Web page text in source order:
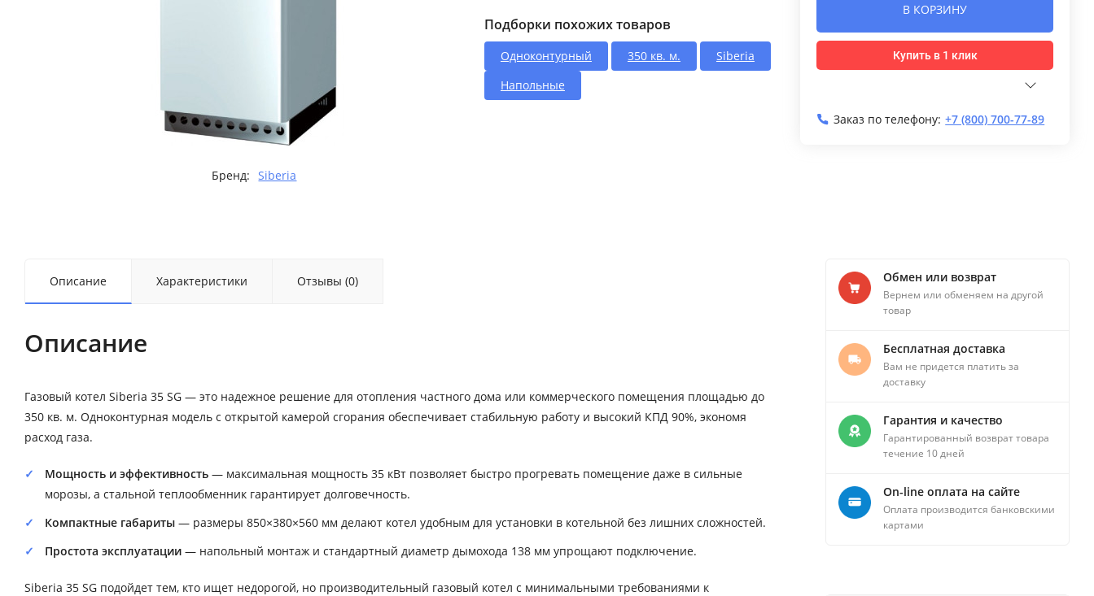
Бренд: Siberia
Подборки похожих товаров
Одноконтурный 350 кв. м.
Siberia
Напольные
В КОРЗИНУ
Купить в 1 клик
Заказ по телефону: +7 (800) 700-77-89
Описание Характеристики Отзывы (0)
Описание
Газовый котел Siberia 35 SG — это надежное решение для отопления частного дома или коммерческого помещения площадью до
350 кв. м. Одноконтурная модель с открытой камерой сгорания обеспечивает стабильную работу и высокий КПД 90%, экономя
расход газа.
Мощность и эффективность — максимальная мощность 35 кВт позволяет быстро прогревать помещение даже в сильные
морозы, а стальной теплообменник гарантирует долговечность.
Компактные габариты — размеры 850×380×560 мм делают котел удобным для установки в котельной без лишних сложностей.
Простота эксплуатации — напольный монтаж и стандартный диаметр дымохода 138 мм упрощают подключение.
Siberia 35 SG подойдет тем, кто ищет недорогой, но производительный газовый котел с минимальными требованиями к
Обмен или возврат
Вернем или обменяем на другой
товар
Бесплатная доставка
Вам не придется платить за
доставку
Гарантия и качество
Гарантированный возврат товара
течение 10 дней
On-line оплата на сайте
Оплата производится банковскими
картами